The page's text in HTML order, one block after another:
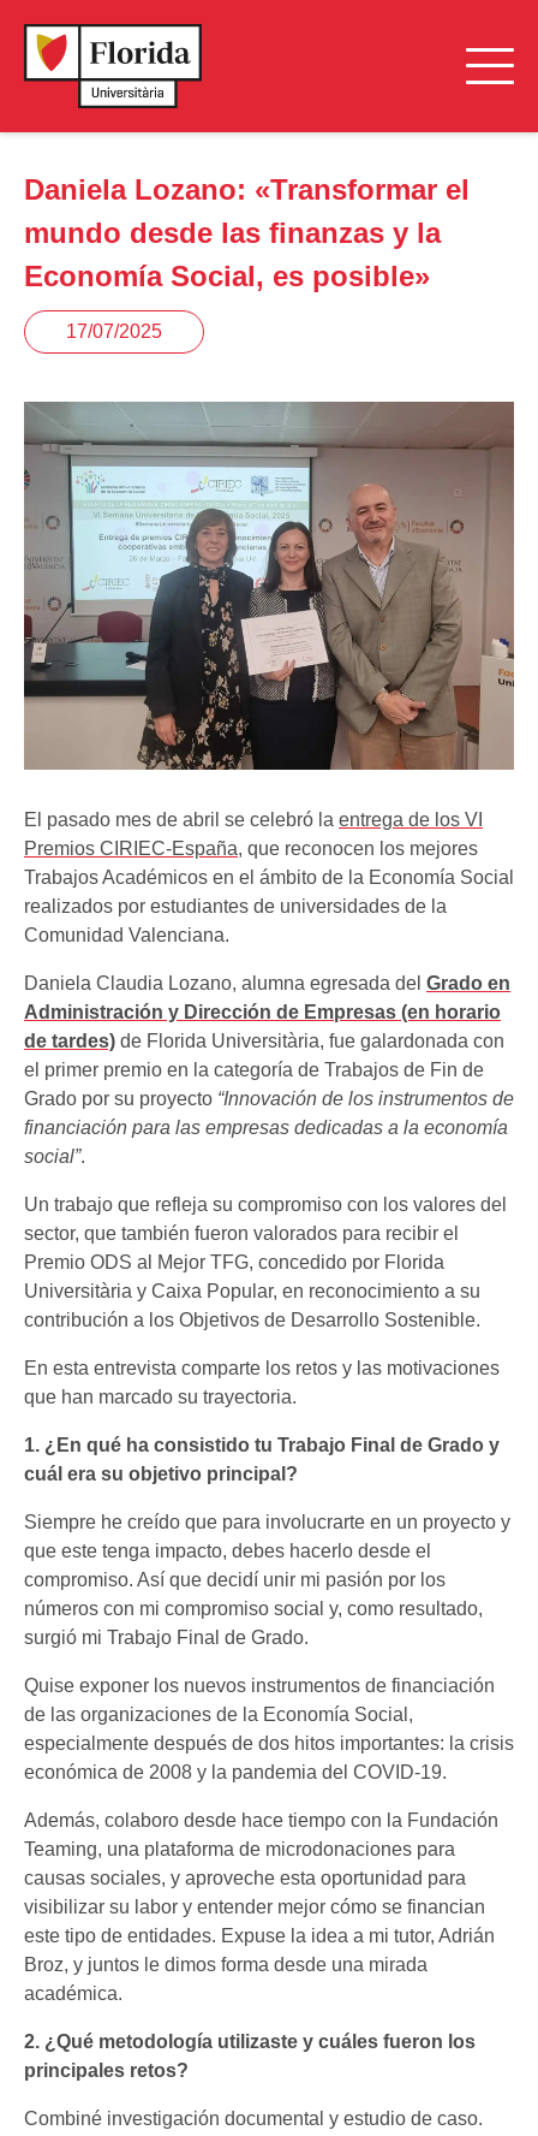
Daniela Lozano: «Transformar el
mundo desde las finanzas y la
Economía Social, es posible»
17/07/2025
El pasado mes de abril se celebró la entrega de los VI
Premios CIRIEC-España, que reconocen los mejores
Trabajos Académicos en el ámbito de la Economía Social
realizados por estudiantes de universidades de la
Comunidad Valenciana.
Daniela Claudia Lozano, alumna egresada del Grado en
Administración y Dirección de Empresas (en horario
de tardes) de Florida Universitària, fue galardonada con
el primer premio en la categoría de Trabajos de Fin de
Grado por su proyecto “Innovación de los instrumentos de
financiación para las empresas dedicadas a la economía
social”.
Un trabajo que refleja su compromiso con los valores del
sector, que también fueron valorados para recibir el
Premio ODS al Mejor TFG, concedido por Florida
Universitària y Caixa Popular, en reconocimiento a su
contribución a los Objetivos de Desarrollo Sostenible.
En esta entrevista comparte los retos y las motivaciones
que han marcado su trayectoria.
1. ¿En qué ha consistido tu Trabajo Final de Grado y
cuál era su objetivo principal?
Siempre he creído que para involucrarte en un proyecto y
que este tenga impacto, debes hacerlo desde el
compromiso. Así que decidí unir mi pasión por los
números con mi compromiso social y, como resultado,
surgió mi Trabajo Final de Grado.
Quise exponer los nuevos instrumentos de financiación
de las organizaciones de la Economía Social,
especialmente después de dos hitos importantes: la crisis
económica de 2008 y la pandemia del COVID-19.
Además, colaboro desde hace tiempo con la Fundación
Teaming, una plataforma de microdonaciones para
causas sociales, y aproveche esta oportunidad para
visibilizar su labor y entender mejor cómo se financian
este tipo de entidades. Expuse la idea a mi tutor, Adrián
Broz, y juntos le dimos forma desde una mirada
académica.
2. ¿Qué metodología utilizaste y cuáles fueron los
principales retos?
Combiné investigación documental y estudio de caso.